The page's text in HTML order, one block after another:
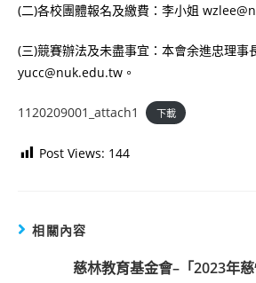
(二)各校團體報名及繳費：李小姐
(三)競賽辦法及未盡事宜：本會余進忠理事
yucc@nuk.edu.tw。
1120209001_attach1 下載
Post Views: 144
相關內容
慈林教育基金會–「2023年慈